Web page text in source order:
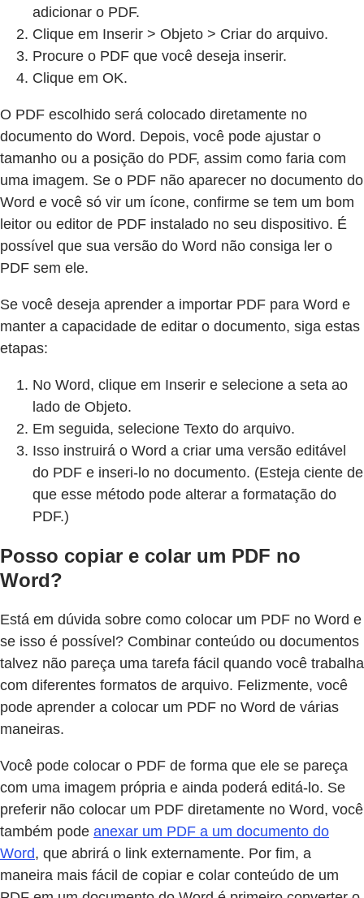
adicionar o PDF.
Clique em Inserir > Objeto > Criar do arquivo.
Procure o PDF que você deseja inserir.
Clique em OK.
O PDF escolhido será colocado diretamente no
documento do Word. Depois, você pode ajustar o
tamanho ou a posição do PDF, assim como faria com
uma imagem. Se o PDF não aparecer no documento do
Word e você só vir um ícone, confirme se tem um bom
leitor ou editor de PDF instalado no seu dispositivo. É
possível que sua versão do Word não consiga ler o
PDF sem ele.
Se você deseja aprender a importar PDF para Word e
manter a capacidade de editar o documento, siga estas
etapas:
No Word, clique em Inserir e selecione a seta ao
lado de Objeto.
Em seguida, selecione Texto do arquivo.
Isso instruirá o Word a criar uma versão editável
do PDF e inseri-lo no documento. (Esteja ciente de
que esse método pode alterar a formatação do
PDF.)
Posso copiar e colar um PDF no
Word?
Está em dúvida sobre como colocar um PDF no Word e
se isso é possível? Combinar conteúdo ou documentos
talvez não pareça uma tarefa fácil quando você trabalha
com diferentes formatos de arquivo. Felizmente, você
pode aprender a colocar um PDF no Word de várias
maneiras.
Você pode colocar o PDF de forma que ele se pareça
com uma imagem própria e ainda poderá editá-lo. Se
preferir não colocar um PDF diretamente no Word, você
também pode anexar um PDF a um documento do
Word, que abrirá o link externamente. Por fim, a
maneira mais fácil de copiar e colar conteúdo de um